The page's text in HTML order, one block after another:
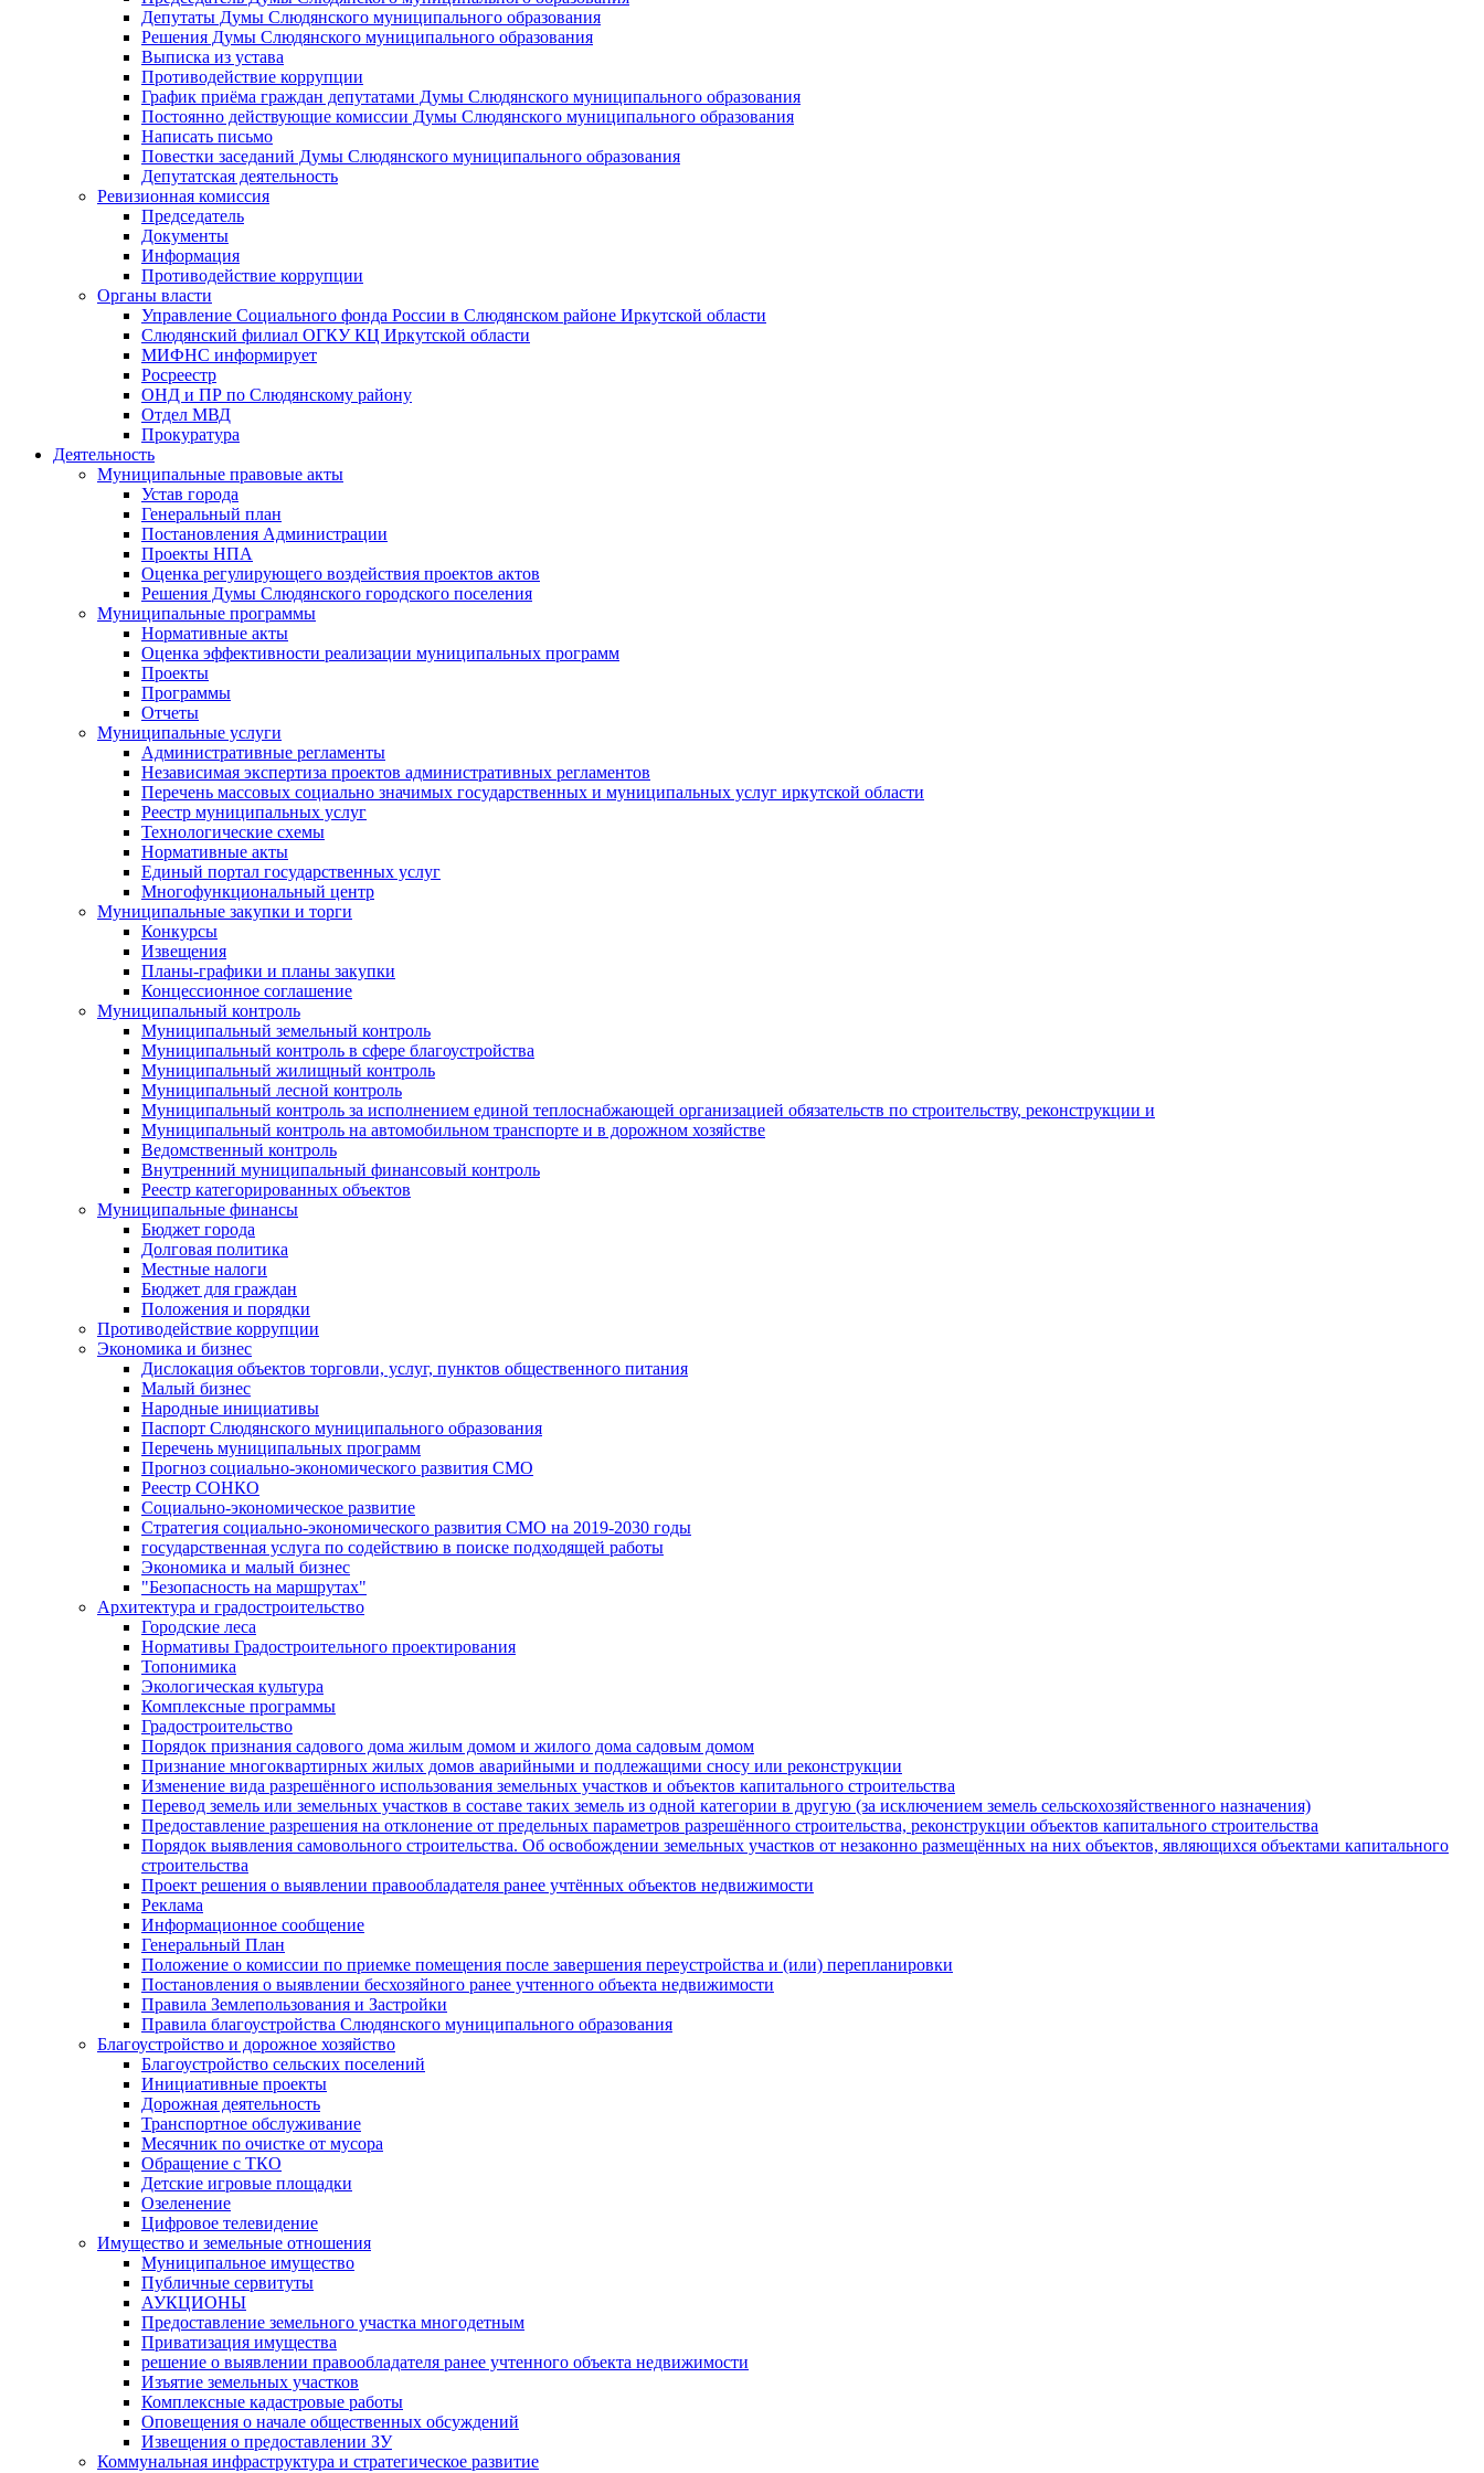
Депутаты Думы Слюдянского муниципального образования
Решения Думы Слюдянского муниципального образования
Выписка из устава
Противодействие коррупции
График приёма граждан депутатами Думы Слюдянского муниципального образования
Постоянно действующие комиссии Думы Слюдянского муниципального образования
Написать письмо
Повестки заседаний Думы Слюдянского муниципального образования
Депутатская деятельность
Ревизионная комиссия
Председатель
Документы
Информация
Противодействие коррупции
Органы власти
Управление Социального фонда России в Слюдянском районе Иркутской области
Слюдянский филиал ОГКУ КЦ Иркутской области
МИФНС информирует
Росреестр
ОНД и ПР по Слюдянскому району
Отдел МВД
Прокуратура
Деятельность
Муниципальные правовые акты
Устав города
Генеральный план
Постановления Администрации
Проекты НПА
Оценка регулирующего воздействия проектов актов
Решения Думы Слюдянского городского поселения
Муниципальные программы
Нормативные акты
Оценка эффективности реализации муниципальных программ
Проекты
Программы
Отчеты
Муниципальные услуги
Административные регламенты
Независимая экспертиза проектов административных регламентов
Перечень массовых социально значимых государственных и муниципальных услуг иркутской области
Реестр муниципальных услуг
Технологические схемы
Нормативные акты
Единый портал государственных услуг
Многофункциональный центр
Муниципальные закупки и торги
Конкурсы
Извещения
Планы-графики и планы закупки
Концессионное соглашение
Муниципальный контроль
Муниципальный земельный контроль
Муниципальный контроль в сфере благоустройства
Муниципальный жилищный контроль
Муниципальный лесной контроль
Муниципальный контроль за исполнением единой теплоснабжающей организацией обязательств по строительству, реконструкции и
Муниципальный контроль на автомобильном транспорте и в дорожном хозяйстве
Ведомственный контроль
Внутренний муниципальный финансовый контроль
Реестр категорированных объектов
Муниципальные финансы
Бюджет города
Долговая политика
Местные налоги
Бюджет для граждан
Положения и порядки
Противодействие коррупции
Экономика и бизнес
Дислокация объектов торговли, услуг, пунктов общественного питания
Малый бизнес
Народные инициативы
Паспорт Слюдянского муниципального образования
Перечень муниципальных программ
Прогноз социально-экономического развития СМО
Реестр СОНКО
Социально-экономическое развитие
Стратегия социально-экономического развития СМО на 2019-2030 годы
государственная услуга по содействию в поиске подходящей работы
Экономика и малый бизнес
"Безопасность на маршрутах"
Архитектура и градостроительство
Городские леса
Нормативы Градостроительного проектирования
Топонимика
Экологическая культура
Комплексные программы
Градостроительство
Порядок признания садового дома жилым домом и жилого дома садовым домом
Признание многоквартирных жилых домов аварийными и подлежащими сносу или реконструкции
Изменение вида разрешённого использования земельных участков и объектов капитального строительства
Перевод земель или земельных участков в составе таких земель из одной категории в другую (за исключением земель сельскохозяйственного назначения)
Предоставление разрешения на отклонение от предельных параметров разрешённого строительства, реконструкции объектов капитального строительства
Порядок выявления самовольного строительства. Об освобождении земельных участков от незаконно размещённых на них объектов, являющихся объектами капитального
строительства
Проект решения о выявлении правообладателя ранее учтённых объектов недвижимости
Реклама
Информационное сообщение
Генеральный План
Положение о комиссии по приемке помещения после завершения переустройства и (или) перепланировки
Постановления о выявлении бесхозяйного ранее учтенного объекта недвижимости
Правила Землепользования и Застройки
Правила благоустройства Слюдянского муниципального образования
Благоустройство и дорожное хозяйство
Благоустройство сельских поселений
Инициативные проекты
Дорожная деятельность
Транспортное обслуживание
Месячник по очистке от мусора
Обращение с ТКО
Детские игровые площадки
Озеленение
Цифровое телевидение
Имущество и земельные отношения
Муниципальное имущество
Публичные сервитуты
АУКЦИОНЫ
Предоставление земельного участка многодетным
Приватизация имущества
решение о выявлении правообладателя ранее учтенного объекта недвижимости
Изъятие земельных участков
Комплексные кадастровые работы
Оповещения о начале общественных обсуждений
Извещения о предоставлении ЗУ
Коммунальная инфраструктура и стратегическое развитие